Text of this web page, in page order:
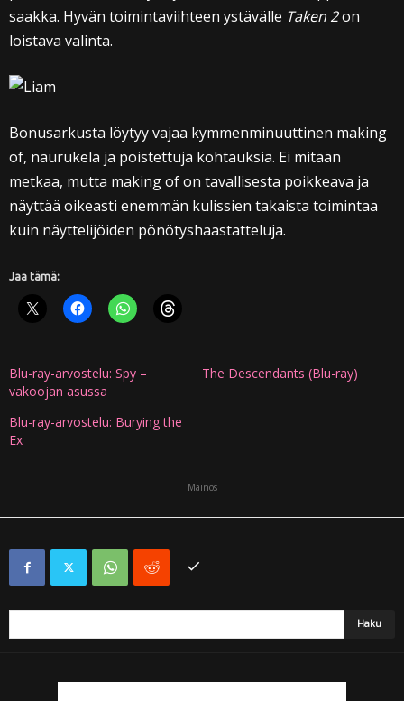
saakka. Hyvän toimintaviihteen ystävälle Taken 2on
loistava valinta.
Bonusarkusta löytyy vajaa kymmenminuuttinen making
of, naurukela ja poistettuja kohtauksia. Ei mitään
metkaa, mutta making of on tavallisesta poikkeava ja
näyttää oikeasti enemmän kulissien takaista toimintaa
kuin näyttelijöiden pönötyshaastatteluja.
Jaa tämä:
Blu-ray-arvostelu: Spy –
vakoojan asussa
The Descendants (Blu-ray)
Blu-ray-arvostelu: Burying the
Ex
Mainos